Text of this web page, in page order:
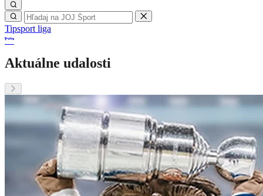
Tipsport liga
Aktuálne udalosti